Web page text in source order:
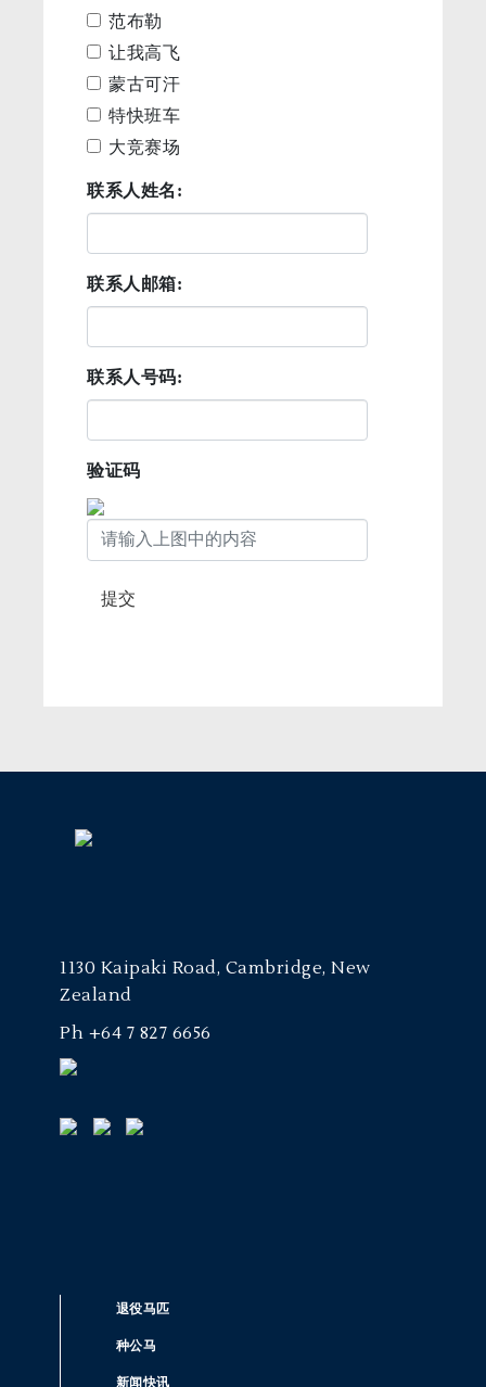
范布勒
让我高飞
蒙古可汗
特快班车
大竞赛场
联系人姓名:
联系人邮箱:
联系人号码:
验证码
提交
1130 Kaipaki Road, Cambridge, New
Zealand
Ph +64 7 827 6656
退役马匹
种公马
新闻快讯